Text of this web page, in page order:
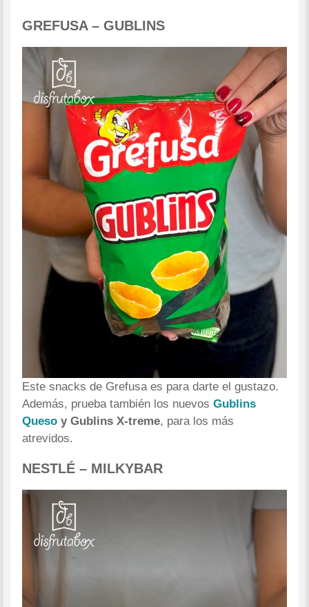
GREFUSA – GUBLINS
Este snacks de Grefusa es para darte el gustazo.
Además, prueba también los nuevos Gublins
Queso y Gublins X-treme, para los más
atrevidos.
NESTLÉ – MILKYBAR